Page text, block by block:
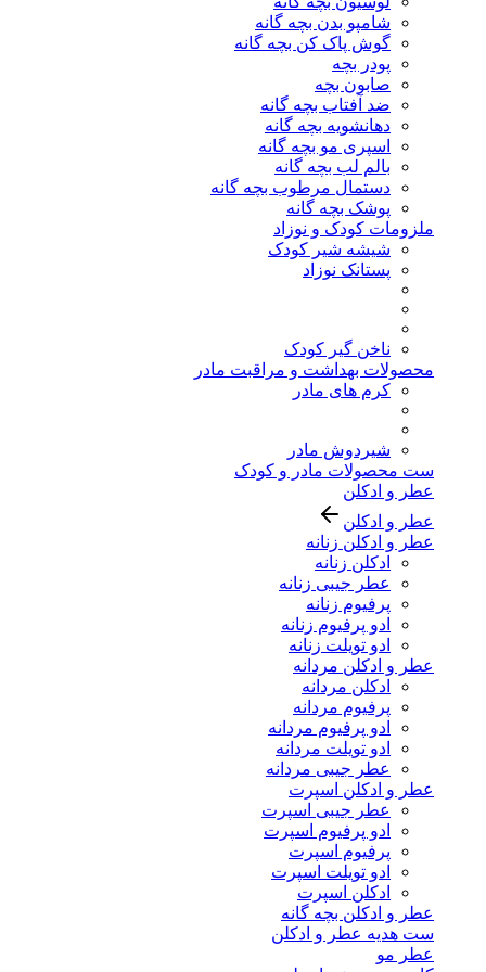
شامپو بدن بچه گانه
گوش پاک کن بچه گانه
پودر بچه
صابون بچه
ضد آفتاب بچه گانه
دهانشویه بچه گانه
اسپری مو بچه گانه
بالم لب بچه گانه
دستمال مرطوب بچه گانه
پوشک بچه گانه
ملزومات کودک و نوزاد
شیشه شیر کودک
پستانک نوزاد
ناخن گیر کودک
محصولات بهداشت و مراقبت مادر
کرم های مادر
شیردوش مادر
ست محصولات مادر و کودک
عطر و ادکلن
عطر و ادکلن
عطر و ادکلن زنانه
ادکلن زنانه
عطر جیبی زنانه
پرفیوم زنانه
ادو پرفیوم زنانه
ادو تویلت زنانه
عطر و ادکلن مردانه
ادکلن مردانه
پرفیوم مردانه
ادو پرفیوم مردانه
ادو تویلت مردانه
عطر جیبی مردانه
عطر و ادکلن اسپرت
عطر جیبی اسپرت
ادو پرفیوم اسپرت
پرفیوم اسپرت
ادو تویلت اسپرت
ادکلن اسپرت
عطر و ادکلن بچه گانه
ست هدیه عطر و ادکلن
عطر مو